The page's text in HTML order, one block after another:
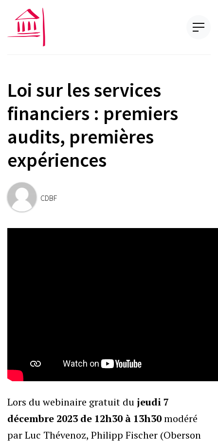
Loi sur les services
financiers : premiers
audits, premières
expériences
CDBF
Lors du webinaire gratuit du jeudi 7
décembre 2023 de 12h30 à 13h30modéré
par Luc Thévenoz, Philipp Fischer (Oberson